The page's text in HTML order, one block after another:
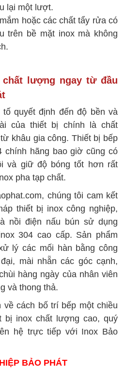
lại một lượt.
hoặc các chất tẩy rửa có
trên bề mặt inox mà không
lượng ngay từ đầu
quyết định đến độ bền và
của thiết bị chính là chất
khâu gia công. Thiết bị bếp
chính hãng bao giờ cũng có
và giữ độ bóng tốt hơn rất
pha tạp chất.
chúng tôi cam kết
thiết bị inox công nghiệp,
nồi điện nấu bún sử dụng
304 cao cấp. Sản phẩm
lý các mối hàn bằng công
mài nhẵn các góc cạnh,
hàng ngày của nhân viên
và thong thả.
cách bố trí bếp một chiều
bị inox chất lượng cao, quý
hệ trực tiếp với Inox Bảo
BẢO PHÁT